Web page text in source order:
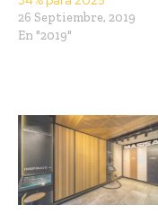
26 Septiembre, 2019
En "2019"